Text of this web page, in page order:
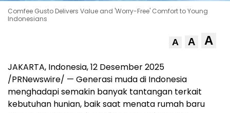
Comfee Gusto Delivers Value and 'Worry-Free' Comfort to Young
Indonesians
A A A
JAKARTA, Indonesia, 12 Desember 2025
/PRNewswire/ — Generasi muda di Indonesia
menghadapi semakin banyak tantangan terkait
kebutuhan hunian, baik saat menata rumah baru